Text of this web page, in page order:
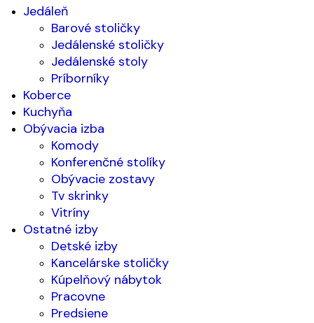
Jedáleň
Barové stoličky
Jedálenské stoličky
Jedálenské stoly
Príborníky
Koberce
Kuchyňa
Obývacia izba
Komody
Konferenčné stolíky
Obývacie zostavy
Tv skrinky
Vitríny
Ostatné izby
Detské izby
Kancelárske stoličky
Kúpelňový nábytok
Pracovne
Predsiene